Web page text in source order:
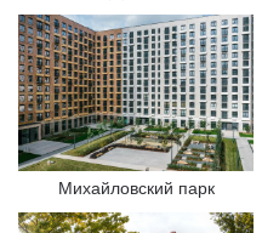
Михайловский парк